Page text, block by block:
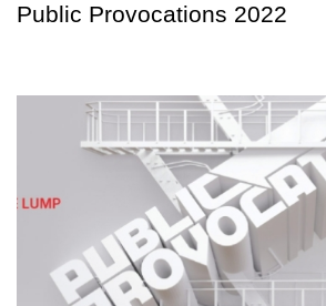
Public Provocations 2022